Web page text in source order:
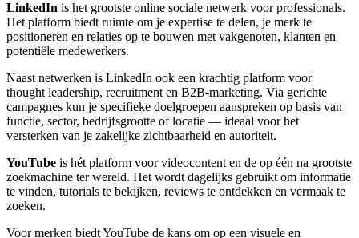
LinkedIn is het grootste online sociale netwerk voor professionals.
Het platform biedt ruimte om je expertise te delen, je merk te
positioneren en relaties op te bouwen met vakgenoten, klanten en
potentiële medewerkers.
Naast netwerken is LinkedIn ook een krachtig platform voor
thought leadership, recruitment en B2B-marketing. Via gerichte
campagnes kun je specifieke doelgroepen aanspreken op basis van
functie, sector, bedrijfsgrootte of locatie — ideaal voor het
versterken van je zakelijke zichtbaarheid en autoriteit.
YouTube is hét platform voor videocontent en de op één na grootste
zoekmachine ter wereld. Het wordt dagelijks gebruikt om informatie
te vinden, tutorials te bekijken, reviews te ontdekken en vermaak te
zoeken.
Voor merken biedt YouTube de kans om op een visuele en